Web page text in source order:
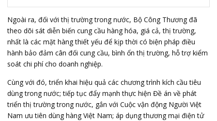
Ngoài ra, đối với thị trường trong nước, Bộ Công Thương đã
theo dõi sát diễn biến cung cầu hàng hóa, giá cả, thị trường,
nhất là các mặt hàng thiết yếu để kịp thời có biện pháp điều
hành bảo đảm cân đối cung cầu, bình ổn thị trường, hỗ trợ kiểm
soát chi phí cho doanh nghiệp.
Cùng với đó, triển khai hiệu quả các chương trình kích cầu tiêu
dùng trong nước; tiếp tục đẩy mạnh thực hiện Đề án về phát
triển thị trường trong nước, gắn với Cuộc vận động Người Việt
Nam ưu tiên dùng hàng Việt Nam; áp dụng thương mại điện tử